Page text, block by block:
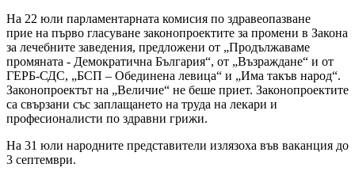
На 22 юли парламентарната комисия по здравеопазване
прие на първо гласуване законопроектите за промени в Закона
за лечебните заведения, предложени от „Продължаваме
промяната - Демократична България“, от „Възраждане“ и от
ГЕРБ-СДС, „БСП – Обединена левица“ и „Има такъв народ“.
Законопроектът на „Величие“ не беше приет. Законопроектите
са свързани със заплащането на труда на лекари и
професионалисти по здравни грижи.
На 31 юли народните представители излязоха във ваканция до
3 септември.